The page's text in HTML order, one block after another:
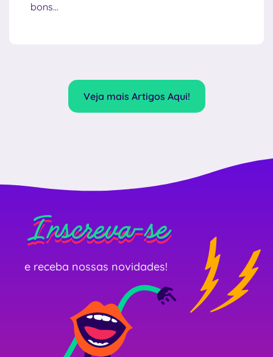
bons...
Veja mais Artigos Aqui!
Inscreva-se
Inscreva-se
Inscreva-se
e receba nossas novidades!